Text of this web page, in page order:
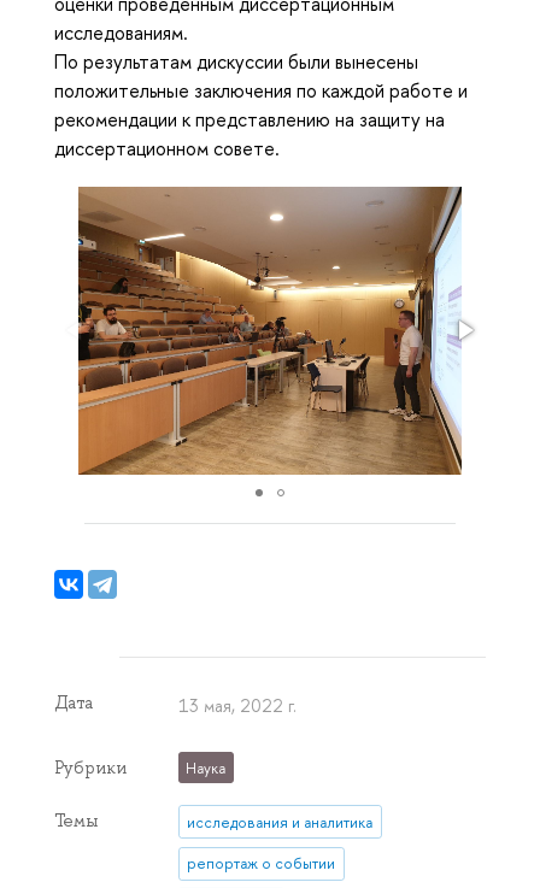
исследованиям.
По результатам дискуссии были вынесены
положительные заключения по каждой работе и
рекомендации к представлению на защиту на
диссертационном совете.
Дата 13 мая, 2022 г.
Рубрики Наука
Темы исследования и аналитика
репортаж о событии